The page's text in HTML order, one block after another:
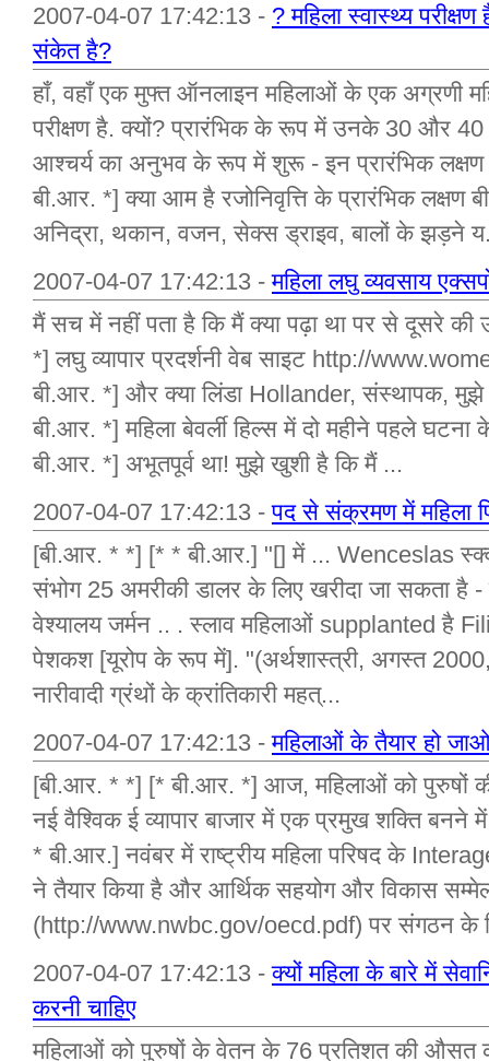
2007-04-07 17:42:13 - ? महिला स्वास्थ्य
संकेत है?
हाँ, वहाँ एक मुफ्त ऑनलाइन महिलाओं के एक अग्रणी
परीक्षण है. क्यों? प्रारंभिक के रूप में उनके 30 और
आश्चर्य का अनुभव के रूप में शुरू - इन प्रारंभिक लक्षण
बी.आर. *] क्या आम है रजोनिवृत्ति के प्रारंभिक
अनिद्रा, थकान, वजन, सेक्स ड्राइव, बालों के झड़ने
2007-04-07 17:42:13 -महिला लघु व्यवसाय
मैं सच में नहीं पता है कि मैं क्या पढ़ा था पर से दूसरे की
*] लघु व्यापार प्रदर्शनी वेब साइट http://
बी.आर. *] और क्या लिंडा Hollander, संस्थापक, मुझे
बी.आर. *] महिला बेवर्ली हिल्स में दो महीने पहले घटना
बी.आर. *] अभूतपूर्व था! मुझे खुशी है कि मैं ...
2007-04-07 17:42:13 -पद से संक्रमण में महिला
[बी.आर. * *] [* * बी.आर.] "[] में ... Wenceslas
संभोग 25 अमरीकी डालर के लिए खरीदा जा सकता
वेश्यालय जर्मन .. . स्लाव महिलाओं supplanted है
पेशकश [यूरोप के रूप में]. "(अर्थशास्त्री, अगस्त
नारीवादी ग्रंथों के क्रांतिकारी महत्...
2007-04-07 17:42:13 -महिलाओं के तैयार हो
[बी.आर. * *] [* बी.आर. *] आज, महिलाओं को पुरुषों
नई वैश्विक ई व्यापार बाजार में एक प्रमुख शक्ति
* बी.आर.] नवंबर में राष्ट्रीय महिला परिषद के
ने तैयार किया है और आर्थिक सहयोग और विकास
(http://www.nwbc.gov/oecd.pdf) पर संगठन के
2007-04-07 17:42:13 -क्यों महिला के बारे में
करनी चाहिए
महिलाओं को पुरुषों के वेतन के 76 प्रतिशत की औसत